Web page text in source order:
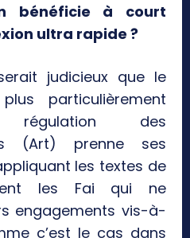
bénéficie à court
ultra rapide ?
judicieux que le
particulièrement
des
(Art) prenne ses
les textes de
les Fai qui ne
engagements vis-à-
c’est le cas dans